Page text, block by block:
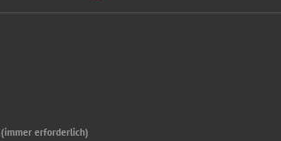
(immer erforderlich)